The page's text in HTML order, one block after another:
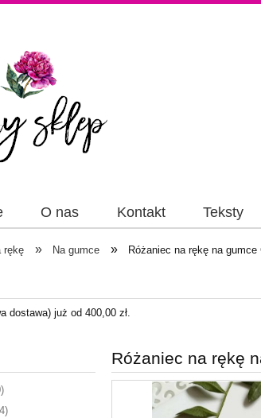
O nas Kontakt Teksty
rękę » Na gumce » Różaniec na rękę na gumce
dostawa) już od 400,00 zł.
Różaniec na rękę